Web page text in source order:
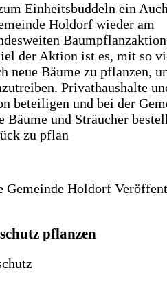
Einheitsbuddeln ein
Holdorf wieder am
der Aktion ist es, mit so
neue Bäume zu pflanzen,
Privathaushalte
beteiligen und bei der
Bäume und Sträucher
zu pflan
Gemeinde Holdorf
pflanzen